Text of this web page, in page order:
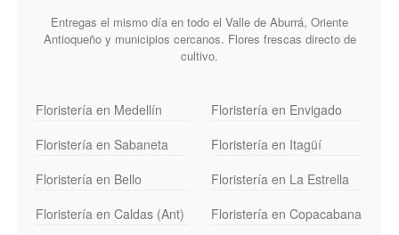
Entregas el mismo día en todo el Valle de Aburrá, Oriente
Antioqueño y municipios cercanos. Flores frescas directo de
cultivo.
Floristería en Medellín
Floristería en Envigado
Floristería en Sabaneta
Floristería en Itagüí
Floristería en Bello
Floristería en La Estrella
Floristería en Caldas (Ant)
Floristería en Copacabana